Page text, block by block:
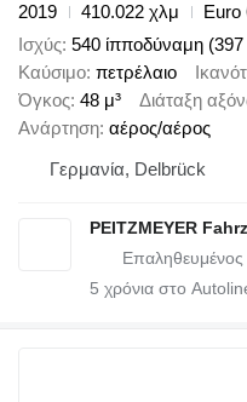
2019
410.022 χλμ
Euro
Ισχύς 540 ίπποδύναμη
Καύσιμο πετρέλαιο
Όγκος 48 μ³ Διάταξη
Ανάρτηση αέρος/αέρος
Γερμανία, Delbrück
PEITZMEYER
5 χρόνια στο